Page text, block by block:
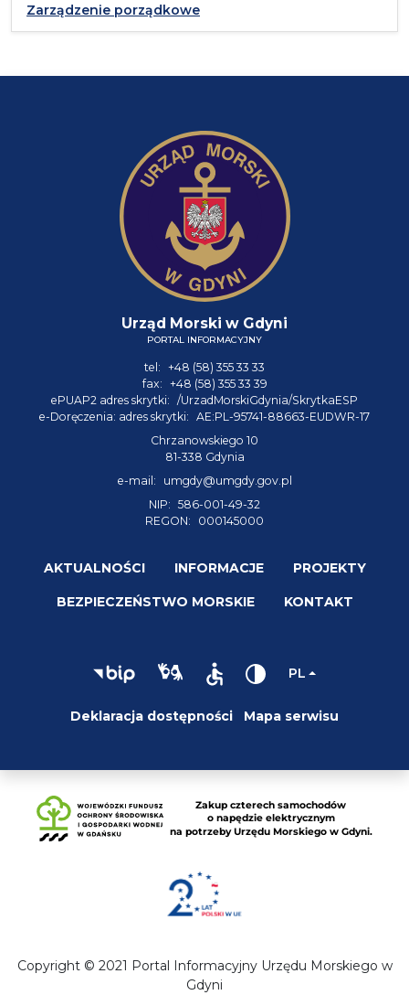
Zarządzenie porządkowe
Urząd Morski w Gdyni
PORTAL INFORMACYJNY
tel: +48 (58) 355 33 33
fax: +48 (58) 355 33 39
ePUAP2 adres skrytki: /UrzadMorskiGdynia/SkrytkaESP
e-Doręczenia: adres skrytki: AE:PL-95741-88663-EUDWR-17
Chrzanowskiego 10
81-338 Gdynia
e-mail:
umgdy@umgdy.gov.pl
NIP: 586-001-49-32
REGON:
000145000
AKTUALNOŚCI INFORMACJE PROJEKTY
BEZPIECZEŃSTWO MORSKIE KONTAKT
PL
Deklaracja dostępności Mapa serwisu
Copyright © 2021 Portal Informacyjny Urzędu Morskiego w
Gdyni